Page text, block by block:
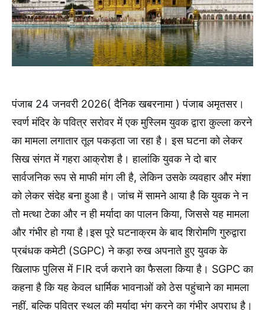
पंजाब 24 जनवरी 2026( दैनिक खबरनामा ) पंजाब अमृतसर।
स्वर्ण मंदिर के पवित्र सरोवर में एक मुस्लिम युवक द्वारा कुल्ला करने
का मामला लगातार तूल पकड़ता जा रहा है। इस घटना को लेकर
सिख संगत में गहरा आक्रोश है। हालांकि युवक ने दो बार
सार्वजनिक रूप से माफी मांग ली है, लेकिन उसके व्यवहार और मंशा
को लेकर संदेह बना हुआ है। जांच में सामने आया है कि युवक ने न
तो मत्था टेका और न ही मर्यादा का पालन किया, जिससे यह मामला
और गंभीर हो गया है।इस पूरे घटनाक्रम के बाद शिरोमणि गुरुद्वारा
प्रबंधक कमेटी (SGPC) ने कड़ा रुख अपनाते हुए युवक के
खिलाफ पुलिस में FIR दर्ज कराने का फैसला किया है। SGPC का
कहना है कि यह केवल धार्मिक भावनाओं को ठेस पहुंचाने का मामला
नहीं, बल्कि पवित्र स्थल की मर्यादा भंग करने का गंभीर अपराध है।